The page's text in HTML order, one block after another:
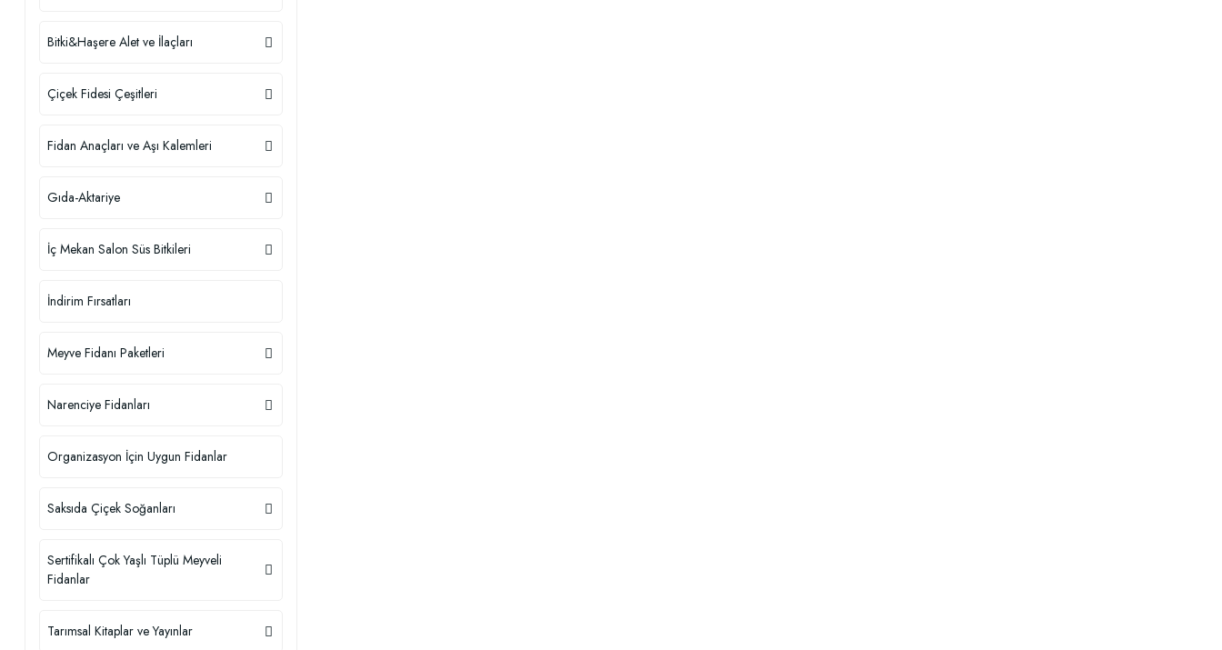
Bitki&Haşere Alet ve İlaçları
Çiçek Fidesi Çeşitleri
Fidan Anaçları ve Aşı Kalemleri
Gıda-Aktariye
İç Mekan Salon Süs Bitkileri
İndirim Fırsatları
Meyve Fidanı Paketleri
Narenciye Fidanları
Organizasyon İçin Uygun Fidanlar
Saksıda Çiçek Soğanları
Sertifikalı Çok Yaşlı Tüplü Meyveli
Fidanlar
Tarımsal Kitaplar ve Yayınlar